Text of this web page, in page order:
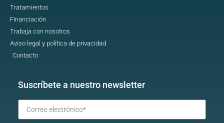
Tratamientos
Financiación
Trabaja con nosotros
Aviso legal y política de privacidad
Contacto
Suscríbete a nuestro newsletter